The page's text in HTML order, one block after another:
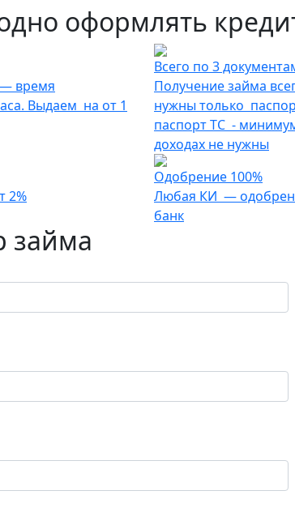
оформлять
время
Выдаем на от 1
Всего по 3
Получение займа
нужны только
паспорт ТС -
доходах не нужны
2%
Одобрение 100%
Любая КИ —
банк
займа